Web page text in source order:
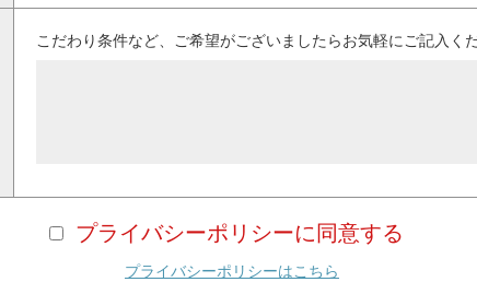
こだわり条件など、ご希望がございましたらお気軽にご記入く
プライバシーポリシーに同意する
プライバシーポリシーはこちら